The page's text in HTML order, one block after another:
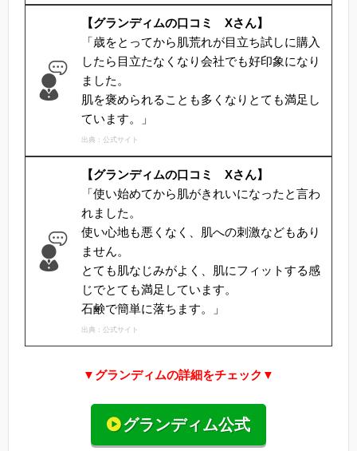
【グランディムの口コミ Xさん】
「歳をとってから肌荒れが目立ち試しに購入
したら目立たなくなり会社でも好印象になり
ました。
肌を褒められることも多くなりとても満足し
ています。」
出典：公式サイト
【グランディムの口コミ Xさん】
「使い始めてから肌がきれいになったと言わ
れました。
使い心地も悪くなく、肌への刺激などもあり
ません。
とても肌なじみがよく、肌にフィットする感
じでとても満足しています。
石鹸で簡単に落ちます。」
出典：公式サイト
▼グランディムの詳細をチェック▼
グランディム公式